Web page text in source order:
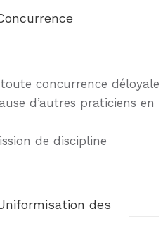
concurrence déloyale
d’autres praticiens en
de discipline
des